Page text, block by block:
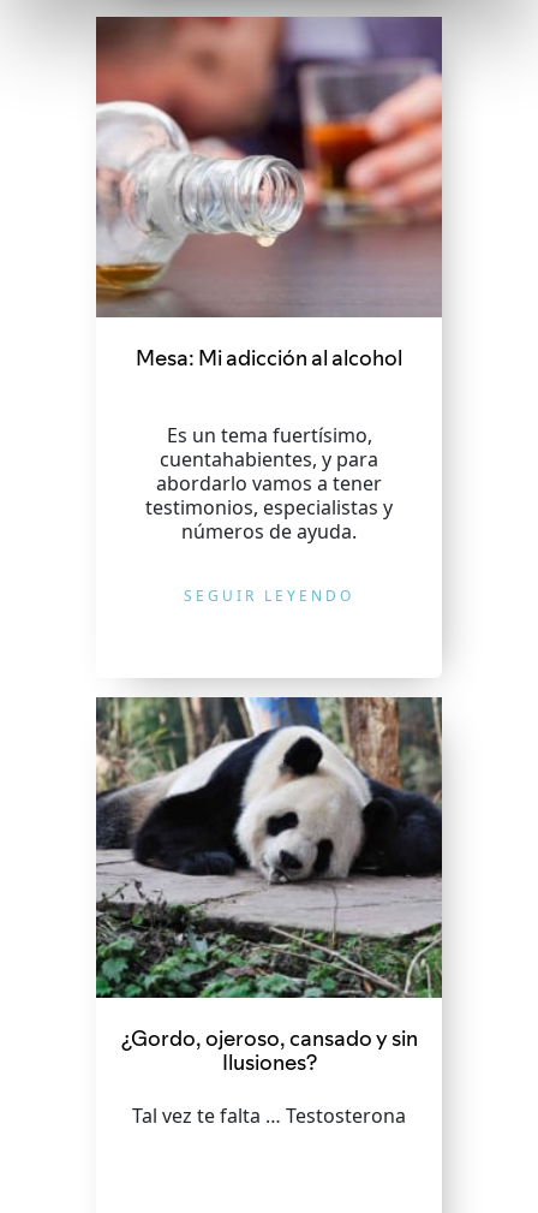
Mesa: Mi adicción al alcohol
Es un tema fuertísimo,
cuentahabientes, y para
abordarlo vamos a tener
testimonios, especialistas y
números de ayuda.
SEGUIR LEYENDO
¿Gordo, ojeroso, cansado y sin
Ilusiones?
Tal vez te falta … Testosterona